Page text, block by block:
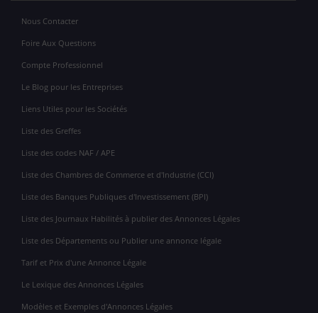
Nous Contacter
Foire Aux Questions
Compte Professionnel
Le Blog pour les Entreprises
Liens Utiles pour les Sociétés
Liste des Greffes
Liste des codes NAF / APE
Liste des Chambres de Commerce et d'Industrie (CCI)
Liste des Banques Publiques d'Investissement (BPI)
Liste des Journaux Habilités à publier des Annonces Légales
Liste des Départements ou Publier une annonce légale
Tarif et Prix d'une Annonce Légale
Le Lexique des Annonces Légales
Modèles et Exemples d'Annonces Légales